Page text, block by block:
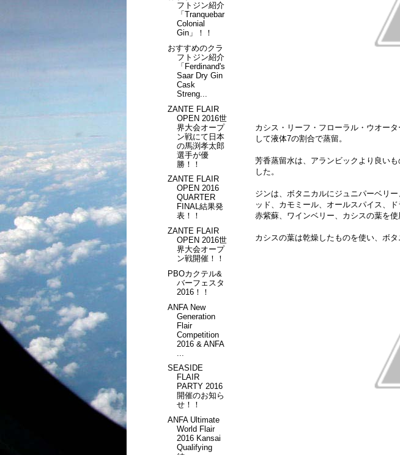
カシス・リーフ・フローラル・ウオー
して液体7の割合で蒸留。
芳香蒸留水は、アランビックより良い
した。
ジンは、ボタニカルにジュニパーベリ
ッド、カモミール、オールスパイス、
赤紫蘇、ワインベリー、カシスの葉を使
カシスの葉は乾燥したものを使い、ボタ
フトジン紹介
「Tranquebar
Colonial
Gin」！！
おすすめのクラ
フトジン紹介
「Ferdinand's
Saar Dry Gin
Cask
Streng...
ZANTE FLAIR
OPEN 2016世
界大会オープ
ン戦にて日本
の馬渕孝太郎
選手が優
勝！！
ZANTE FLAIR
OPEN 2016
QUARTER
FINAL結果発
表！！
ZANTE FLAIR
OPEN 2016世
界大会オープ
ン戦開催！！
PBOカクテル&
バーフェスタ
2016！！
ANFA New
Generation
Flair
Competition
2016 & ANFA
SEASIDE
FLAIR
PARTY 2016
開催のお知ら
せ！！
ANFA Ultimate
World Flair
2016 Kansai
Qualifying